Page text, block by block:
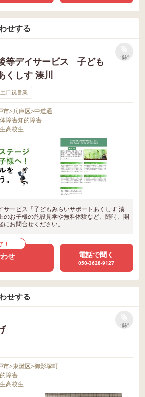
せする
等デイサービス 子ども
くしす 湊川
リストに
保存
土日祝営業
市>兵庫区>中道通
障害知的障害
高校生
サービス「子どもみらいサポートあくしす 湊
のお子様の施設見学や無料体験など、随時、開
お問合せください。
！
せ 電話で聞く
050-3628-9127
せする
リストに
保存
市>東灘区>御影塚町
障害
高校生